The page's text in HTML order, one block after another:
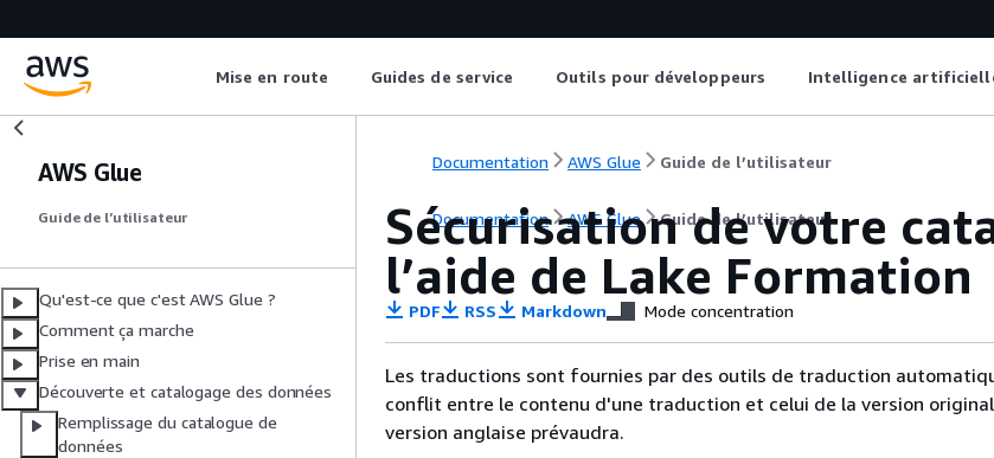
Mise en route Guides de service Outils pour développeurs Intelligence
AWS Glue
Guide de l’utilisateur
Qu'est-ce que c'est AWS Glue ?
Comment ça marche
Prise en main
Découverte et catalogage des données
Remplissage du catalogue de
données
Documentation AWS Glue Guide de l’utilisateur
Documentation AWS Glue Guide de l’utilisateur
Sécurisation de votre
l’aide de Lake Formation
PDF RSS Markdown Mode concentration
Les traductions sont fournies par des outils de traduction
conflit entre le contenu d'une traduction et celui de la version
version anglaise prévaudra.